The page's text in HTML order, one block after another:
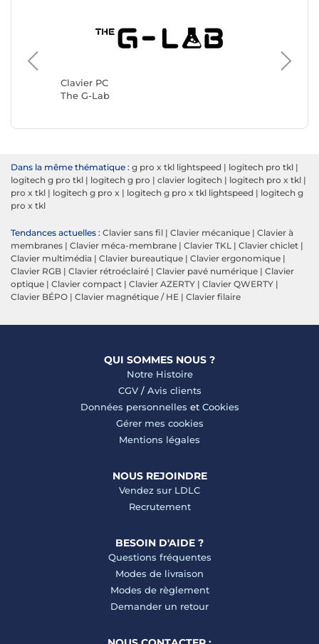
Clavier PC
The G-Lab
Clavier
Dans la même thématique : g pro x tkl lightspeed | logitech pro tkl |
logitech g pro tkl | logitech g pro | clavier logitech | logitech pro x tkl |
pro x tkl | logitech g pro x | logitech g pro x tkl lightspeed | logitech g
pro x tkl
Tendances actuelles : Clavier sans fil | Clavier mécanique | Clavier à
membranes | Clavier méca-membrane | Clavier TKL | Clavier chiclet |
Clavier multimédia | Clavier bureautique | Clavier ergonomique |
Clavier RGB | Clavier rétroéclairé | Clavier pavé numérique | Clavier
optique | Clavier compact | Clavier AZERTY | Clavier QWERTY |
Clavier BÉPO | Clavier magnétique / HE | Clavier filaire
QUI SOMMES NOUS ?
Notre Histoire
CGV/ Avis clients
Données personnelles et Cookies
Gérer mes cookies
Mentions légales
NOUS REJOINDRE
Vendez sur LDLC
Recrutement
BESOIN D'AIDE ?
Questions fréquentes
Modes de livraison
Modes de règlement
Demander un retour